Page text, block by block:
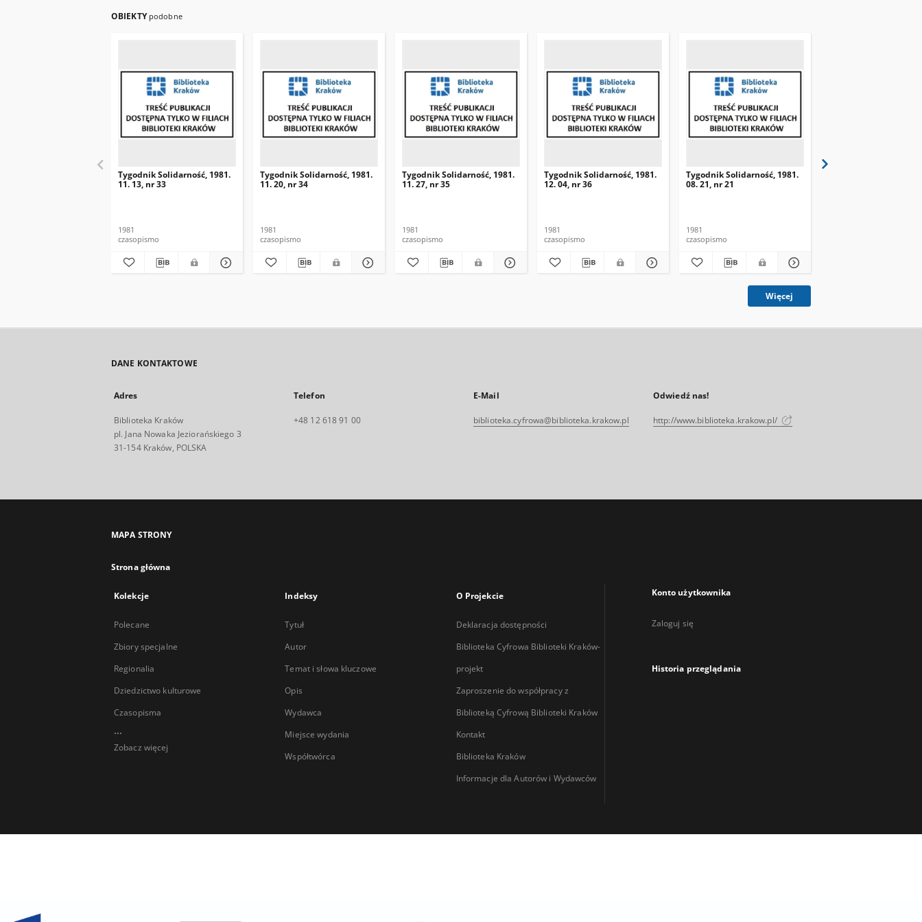
OBIEKTY podobne
Tygodnik Solidarność, 1981.
11. 13, nr 33
1981
czasopismo
Tygodnik Solidarność, 1981.
11. 20, nr 34
1981
czasopismo
Tygodnik Solidarność, 1981.
11. 27, nr 35
1981
czasopismo
Tygodnik Solidarność, 1981.
12. 04, nr 36
1981
czasopismo
Tygodnik Solidarność, 1981.
08. 21, nr 21
1981
czasopismo
Więcej
DANE KONTAKTOWE
Adres
Biblioteka Kraków
pl. Jana Nowaka Jeziorańskiego 3
31-154 Kraków, POLSKA
Telefon
+48 12 618 91 00
E-Mail
biblioteka.cyfrowa@biblioteka.krakow.pl
Odwiedź nas!
http://www.biblioteka.krakow.pl/
MAPA STRONY
Strona główna
Kolekcje
Polecane
Zbiory specjalne
Regionalia
Dziedzictwo kulturowe
Czasopisma
...
Zobacz więcej
Indeksy
Tytuł
Autor
Temat i słowa kluczowe
Opis
Wydawca
Miejsce wydania
Współtwórca
O Projekcie
Deklaracja dostępności
Biblioteka Cyfrowa Biblioteki Kraków-
projekt
Zaproszenie do współpracy z
Biblioteką Cyfrową Biblioteki Kraków
Kontakt
Biblioteka Kraków
Informacje dla Autorów i Wydawców
Konto użytkownika
Zaloguj się
Historia przeglądania